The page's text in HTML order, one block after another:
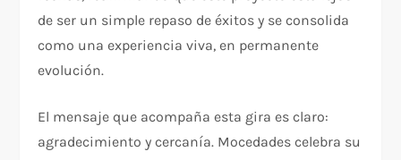
de ser un simple repaso de éxitos y se consolida
como una experiencia viva, en permanente
evolución.
El mensaje que acompaña esta gira es claro:
agradecimiento y cercanía. Mocedades celebra su